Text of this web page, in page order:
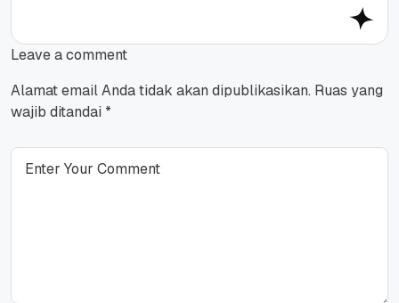
Leave a comment
Alamat email Anda tidak akan dipublikasikan. Ruas yang
wajib ditandai *